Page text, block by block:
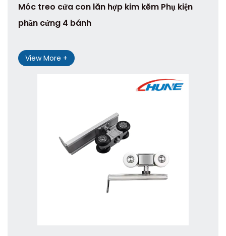
Móc treo cửa con lăn hợp kim kẽm Phụ kiện
phần cứng 4 bánh
View More +